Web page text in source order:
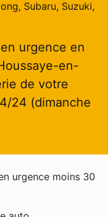
Subaru, Suzuki,
urgence en
en-
de votre
24 (dimanche
urgence moins 30